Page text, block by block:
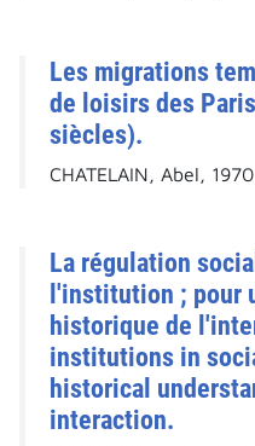
Les migrations
de loisirs des
siècles).
CHATELAIN, Abel, 1970
La régulation
l'institution ; pour
historique de
institutions in
historical
interaction.